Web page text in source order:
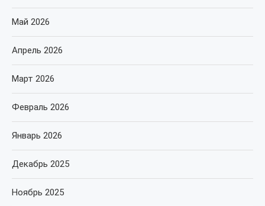
Май 2026
Апрель 2026
Март 2026
Февраль 2026
Январь 2026
Декабрь 2025
Ноябрь 2025